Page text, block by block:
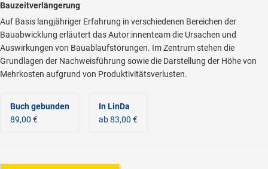
Bauzeitverlängerung
Auf Basis langjähriger Erfahrung in verschiedenen Bereichen der
Bauabwicklung erläutert das Autor:innenteam die Ursachen und
Auswirkungen von Bauablaufstörungen. Im Zentrum stehen die
Grundlagen der Nachweisführung sowie die Darstellung der Höhe von
Mehrkosten aufgrund von Produktivitätsverlusten.
Buch gebunden
89,00 €
In LinDa
ab 83,00 €